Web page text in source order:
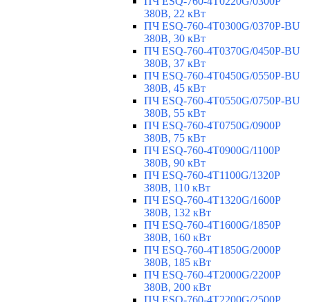
380В, 22 кВт
ПЧ ESQ-760-4T0300G/0370P-BU
380В, 30 кВт
ПЧ ESQ-760-4T0370G/0450P-BU
380В, 37 кВт
ПЧ ESQ-760-4T0450G/0550P-BU
380В, 45 кВт
ПЧ ESQ-760-4T0550G/0750P-BU
380В, 55 кВт
ПЧ ESQ-760-4T0750G/0900P
380В, 75 кВт
ПЧ ESQ-760-4T0900G/1100P
380В, 90 кВт
ПЧ ESQ-760-4T1100G/1320P
380В, 110 кВт
ПЧ ESQ-760-4T1320G/1600P
380В, 132 кВт
ПЧ ESQ-760-4T1600G/1850P
380В, 160 кВт
ПЧ ESQ-760-4T1850G/2000P
380В, 185 кВт
ПЧ ESQ-760-4T2000G/2200P
380В, 200 кВт